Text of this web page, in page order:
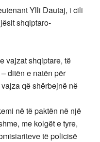
Ylli Dautaj, i cili
shqiptaro-
vajzat shqiptare, të
ditën e natën për
që shërbejnë në
në të paktën në një
me kolgët e tyre,
të policisë